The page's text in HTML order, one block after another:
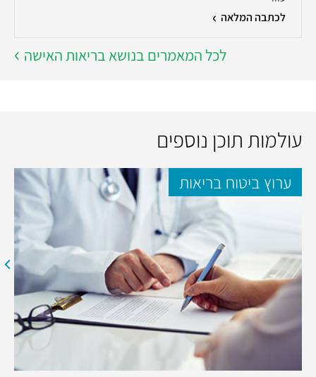
לכתבה המלאה
לכל המאמרים בנושא בריאות האישה
עולמות תוכן נוספים
ערוץ ביטוח בריאות